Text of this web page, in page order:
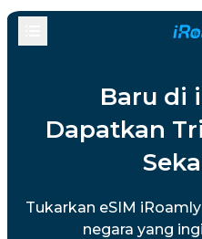
Baru di
Dapatkan
Tukarkan eSIM
negara yang